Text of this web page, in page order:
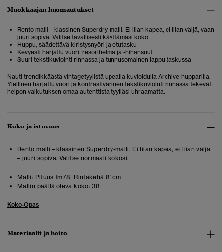
Muokkaajan huomautukset
Rento malli – klassinen Superdry-malli. Ei liian kapea, ei liian väljä, vaan
juuri sopiva. Valitse tavallisesti käyttämäsi koko
Huppu, säädettävä kiristysnyöri ja etutasku
Kevyesti harjattu vuori, resorihelma ja -hihansuut
Suuri tekstikuviointi rinnassa ja tunnusomainen lappu taskussa
Nauti trendikkäästä vintagetyylistä upealla kuvioidulla Archive-hupparilla.
Ylellinen harjattu vuori ja kontrastivärinen tekstikuviointi rinnassa tekevät
helpon vaikutuksen omaa autenttista tyyliäsi uhraamatta.
Koko ja istuvuus
Rento malli – klassinen Superdry-malli. Ei liian kapea, ei liian väljä
– juuri sopiva. Valitse normaali kokosi.
Malli: Pituus 1m78. Rintakehä 81cm
Mallin päällä oleva koko: 38
Koko-Opas
Materiaalit ja hoito